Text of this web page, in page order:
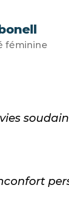
féminine